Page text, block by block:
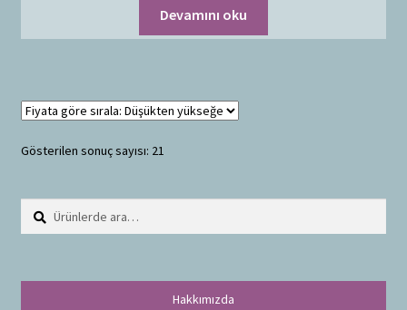
Devamını oku
Gösterilen sonuç sayısı: 21
Ara:
Hakkımızda